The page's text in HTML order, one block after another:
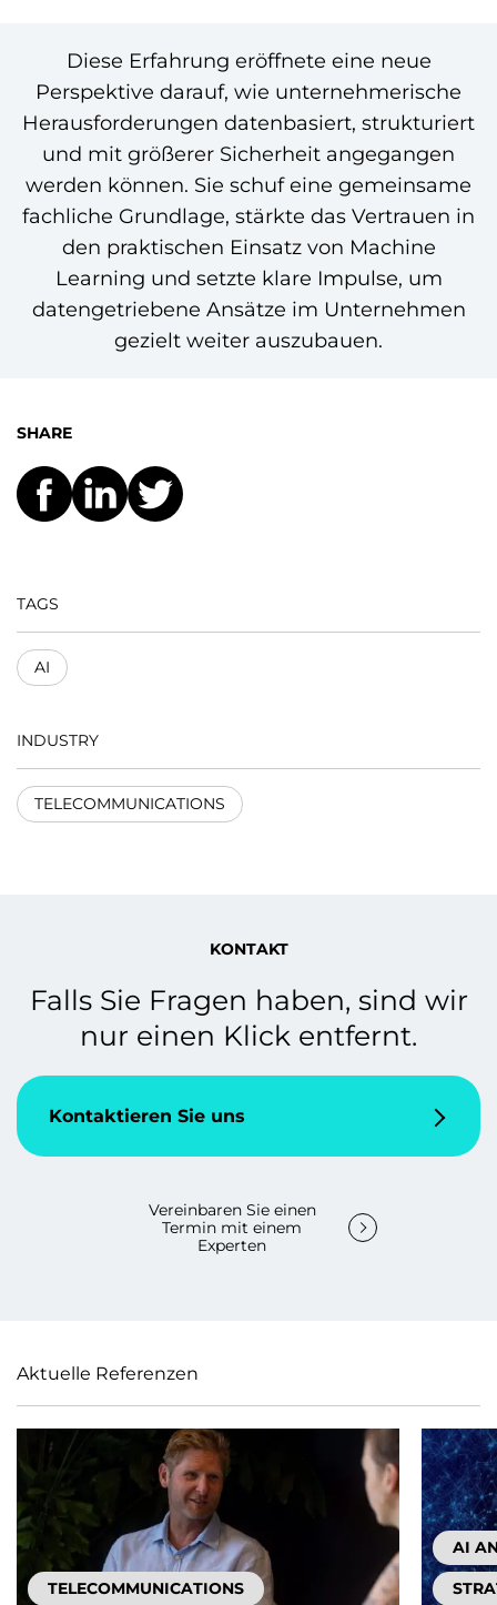
Diese Erfahrung eröffnete eine neue
Perspektive darauf, wie unternehmerische
Herausforderungen datenbasiert, strukturiert
und mit größerer Sicherheit angegangen
werden können. Sie schuf eine gemeinsame
fachliche Grundlage, stärkte das Vertrauen in
den praktischen Einsatz von Machine
Learning und setzte klare Impulse, um
datengetriebene Ansätze im Unternehmen
gezielt weiter auszubauen.
SHARE
TAGS
AI
INDUSTRY
TELECOMMUNICATIONS
KONTAKT
Falls Sie Fragen haben, sind wir
nur einen Klick entfernt.
Kontaktieren Sie uns
Vereinbaren Sie einen
Termin mit einem
Experten
Aktuelle Referenzen
TELECOMMUNICATIONS
AI